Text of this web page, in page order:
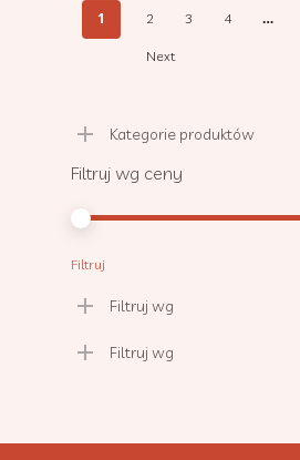
1 2 3 4 …
Next
Kategorie produktów
Filtruj wg ceny
Filtruj
Filtruj wg
Filtruj wg